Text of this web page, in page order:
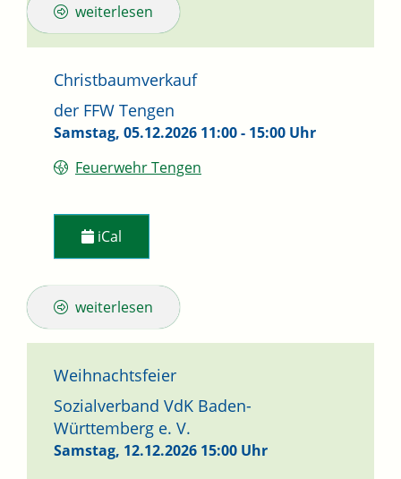
weiterlesen
Christbaumverkauf
der FFW Tengen
Samstag, 05.12.2026 11:00 - 15:00 Uhr
Feuerwehr Tengen
iCal
weiterlesen
Weihnachtsfeier
Sozialverband VdK Baden-
Württemberg e. V.
Samstag, 12.12.2026 15:00 Uhr